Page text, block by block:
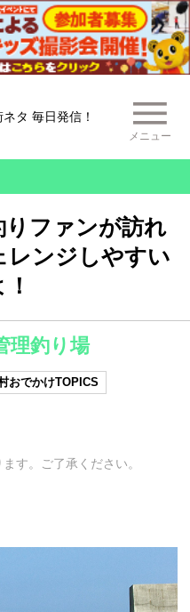
タ 毎日発信！
メニュー
りファンが訪れ
レンジしやすい
理釣り場
おでかけTOPICS
す。ご了承ください。